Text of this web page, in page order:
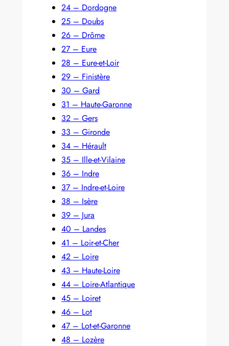
24 – Dordogne
25 – Doubs
26 – Drôme
27 – Eure
28 – Eure-et-Loir
29 – Finistère
30 – Gard
31 – Haute-Garonne
32 – Gers
33 – Gironde
34 – Hérault
35 – Ille-et-Vilaine
36 – Indre
37 – Indre-et-Loire
38 – Isère
39 – Jura
40 – Landes
41 – Loir-et-Cher
42 – Loire
43 – Haute-Loire
44 – Loire-Atlantique
45 – Loiret
46 – Lot
47 – Lot-et-Garonne
48 – Lozère